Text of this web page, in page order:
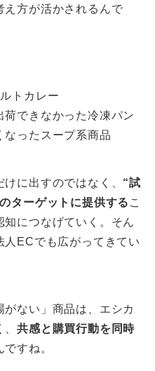
え方が活かされるんで
トカレー
荷できなかった冷凍パン
なったスープ系商品
に出すのではなく、 “試
ターゲットに提供する こ
知につなげていく。そん
人ECでも広がってきてい
ない」商品は、エシカ
、共感と購買行動を同時
ですね。